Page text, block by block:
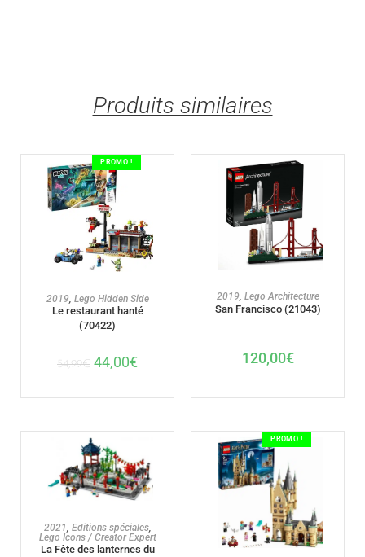
Produits similaires
PROMO !
AJOUTER AU PANIER
2019, Lego Hidden Side
Le restaurant hanté
(70422)
54,99€ 44,00€
AJOUTER AU PANIER
2019 Lego Architecture
San Francisco (21043)
120,00€
AJOUTER AU PANIER
2021, Editions spéciales,
Lego Icons / Creator Expert
La Fête des lanternes du
PROMO !